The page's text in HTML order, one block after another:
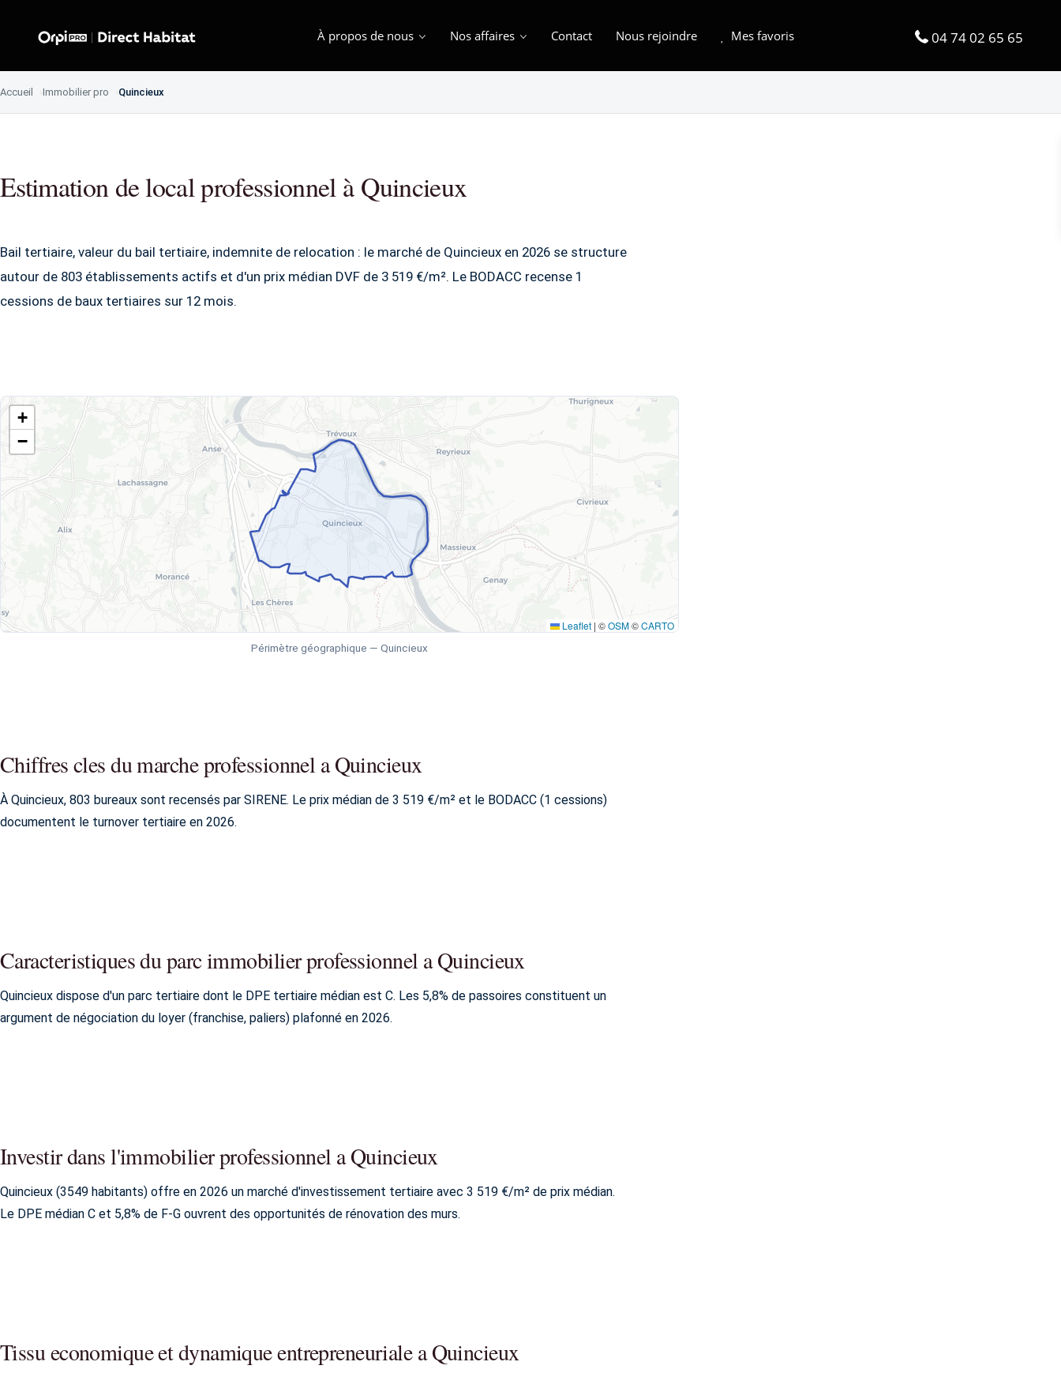
À propos de nous Nos affaires Contact Nous rejoindre Mes favoris 04 74 02 65 65
Accueil Immobilier pro Quincieux
Estimation de local professionnel à Quincieux
Bail tertiaire, valeur du bail tertiaire, indemnite de relocation : le marché de Quincieux en 2026 se structure
autour de 803 établissements actifs et d'un prix médian DVF de 3 519 €/m². Le BODACC recense 1
cessions de baux tertiaires sur 12 mois.
+
−
Leaflet | ©OSM©CARTO
Périmètre géographique — Quincieux
Chiffres cles du marche professionnel a Quincieux
À Quincieux, 803 bureaux sont recensés par SIRENE. Le prix médian de 3 519 €/m² et le BODACC (1 cessions)
documentent le turnover tertiaire en 2026.
Caracteristiques du parc immobilier professionnel a Quincieux
Quincieux dispose d'un parc tertiaire dont le DPE tertiaire médian est C. Les 5,8% de passoires constituent un
argument de négociation du loyer (franchise, paliers) plafonné en 2026.
Investir dans l'immobilier professionnel a Quincieux
Quincieux (3549 habitants) offre en 2026 un marché d'investissement tertiaire avec 3 519 €/m² de prix médian.
Le DPE médian C et 5,8% de F-G ouvrent des opportunités de rénovation des murs.
Tissu economique et dynamique entrepreneuriale a Quincieux